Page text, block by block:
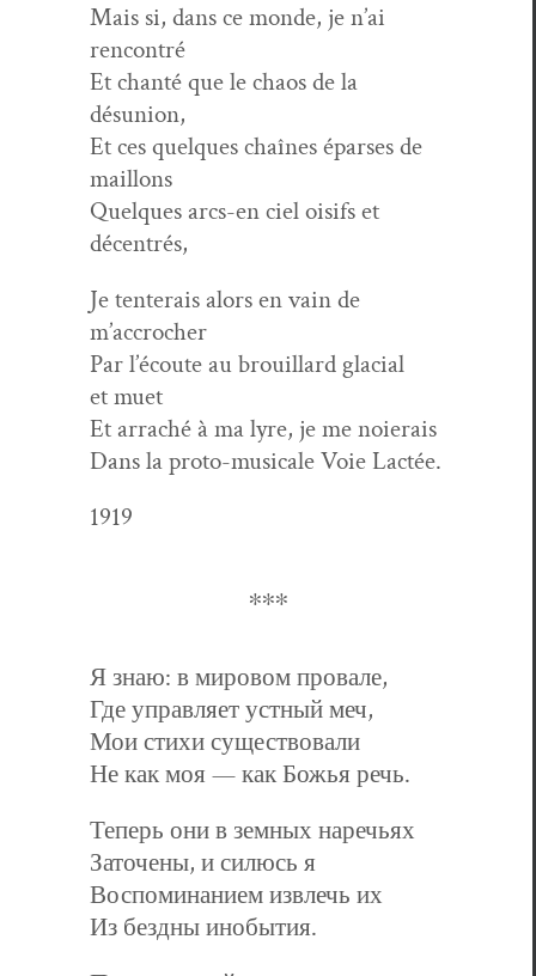
Mais si, dans ce monde, je n’ai
rencontré
Et chan­té que le chaos de la
désunion,
Et ces quelques chaînes épars­es de
maillons
Quelques arcs-en ciel oisifs et
décentrés,
Je ten­terais alors en vain de
m’accrocher
Par l’écoute au brouil­lard glacial
et muet
Et arraché à ma lyre, je me noierais
Dans la pro­to-musi­cale Voie Lactée.
1919
∗∗∗
Я знаю: в мировом провале,
Где управляет устный меч,
Мои стихи существовали
Не как моя — как Божья речь.
Теперь они в земных наречьях
Заточены, и силюсь я
Воспоминанием извлечь их
Из бездны инобытия.